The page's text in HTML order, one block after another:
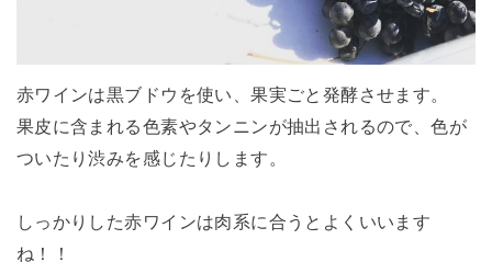
赤ワインは黒ブドウを使い、果実ごと発酵させます。
果皮に含まれる色素やタンニンが抽出されるので、色が
ついたり渋みを感じたりします。
しっかりした赤ワインは肉系に合うとよくいいます
ね！！